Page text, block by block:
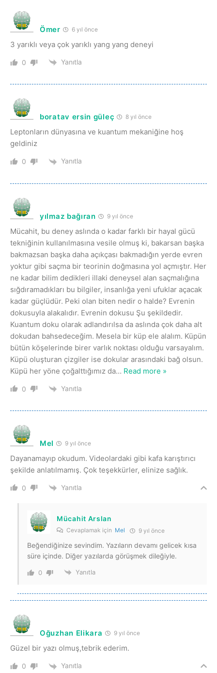
Ömer 6 yıl önce
3 yarıklı veya çok yarıklı yang yang deneyi
0 Yanıtla
boratav ersin güleç 8 yıl önce
Leptonların dünyasına ve kuantum mekaniğine hoş
geldiniz
0 Yanıtla
yılmaz bağıran 9 yıl önce
Mücahit, bu deney aslında o kadar farklı bir hayal gücü
tekniğinin kullanılmasına vesile olmuş ki, bakarsan başka
bakmazsan başka daha açıkçası bakmadığın yerde evren
yoktur gibi saçma bir teorinin doğmasına yol açmıştır. Her
ne kadar bilim dedikleri illaki deneysel alan saçmalığına
sığdıramadıkları bu bilgiler, insanlığa yeni ufuklar açacak
kadar güçlüdür. Peki olan biten nedir o halde? Evrenin
dokusuyla alakalıdır. Evrenin dokusu Şu şekildedir.
Kuantum doku olarak adlandırılsa da aslında çok daha alt
dokudan bahsedeceğim. Mesela bir küp ele alalım. Küpün
bütün köşelerinde birer varlık noktası olduğu varsayalım.
Küpü oluşturan çizgiler ise dokular arasındaki bağ olsun.
Küpü her yöne çoğalttığımız da… Read more »
0 Yanıtla
Mel 9 yıl önce
Dayanamayıp okudum. Videolardaki gibi kafa karıştırıcı
şekilde anlatılmamış. Çok teşekkürler, elinize sağlık.
0 Yanıtla
Mücahit Arslan
Cevaplamak için Mel 9 yıl önce
Beğendiğinize sevindim. Yazıların devamı gelicek kısa
süre içinde. Diğer yazılarda görüşmek dileğiyle.
0 Yanıtla
Oğuzhan Elikara 9 yıl önce
Güzel bir yazı olmuş,tebrik ederim.
0 Yanıtla